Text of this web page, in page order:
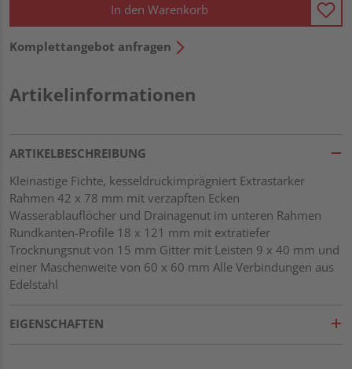
In den Warenkorb
Komplettangebot anfragen
Artikelinformationen
ARTIKELBESCHREIBUNG
Kleinastige Fichte, kesseldruckimprägniert Extrastarker
Rahmen 42 x 78 mm mit verzapften Ecken
Wasserablauflöcher und Drainagenut im unteren Rahmen
Rundkanten-Profile 18 x 121 mm mit extratiefer
Trocknungsnut von 15 mm Gitter mit Leisten 9 x 40 mm und
einer Maschenweite von 60 x 60 mm Alle Verbindungen aus
Edelstahl
EIGENSCHAFTEN